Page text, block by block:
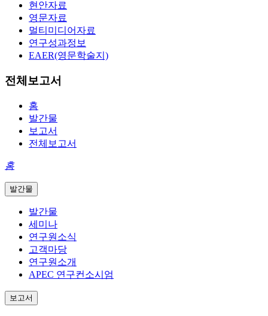
현안자료
영문자료
멀티미디어자료
연구성과정보
EAER(영문학술지)
전체보고서
홈
발간물
보고서
전체보고서
홈
발간물
발간물
세미나
연구원소식
고객마당
연구원소개
APEC 연구컨소시엄
보고서